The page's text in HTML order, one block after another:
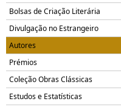
Bolsas de Criação Literária
Divulgação no Estrangeiro
Autores
Prémios
Coleção Obras Clássicas
Estudos e Estatísticas